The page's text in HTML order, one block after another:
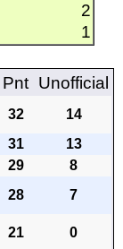
2
1
Pnt Unofficial
32
14
31
13
29
8
28 7
21
0